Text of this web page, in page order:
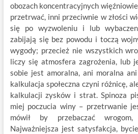
obozach koncentracyjnych
przetrwać, inni przeciwnie w złości
się po wyzwoleniu i lub
zabijają się bez powodu i toczą
wygody; przecież nie wszystkich
liczy się atmosfera zagrożenia, lub
sobie jest amoralna, ani moralna
kalkulacja społeczna czyni różnicę,
kalkulacji zysków i strat. Spinoza
miej poczucia winy – przetrwanie
mówił by przebaczać
Najważniejsza jest satysfakcja,